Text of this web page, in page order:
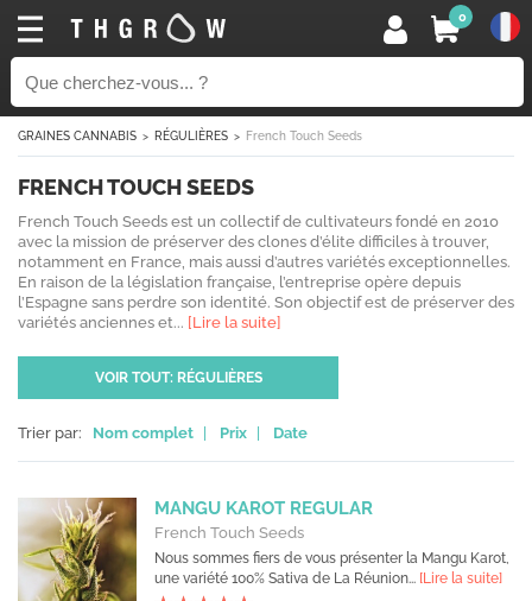
0
GRAINES CANNABIS RÉGULIÈRES French Touch Seeds
FRENCH TOUCH SEEDS
French Touch Seeds est un collectif de cultivateurs fondé en 2010
avec la mission de préserver des clones d’élite difficiles à trouver,
notamment en France, mais aussi d’autres variétés exceptionnelles.
En raison de la législation française, l’entreprise opère depuis
l’Espagne sans perdre son identité. Son objectif est de préserver des
variétés anciennes et... [Lire la suite]
VOIR TOUT: RÉGULIÈRES
Trier par: Nom complet Prix Date
MANGU KAROT REGULAR
French Touch Seeds
Nous sommes fiers de vous présenter la Mangu Karot,
une variété 100% Sativa de La Réunion... [Lire la suite]